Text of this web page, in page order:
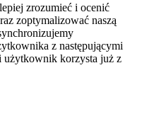
zrozumieć i ocenić
zoptymalizować naszą
z następującymi
użytkownik korzysta już z